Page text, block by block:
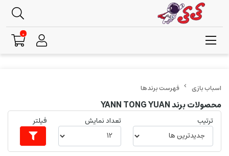
فهرست برندها
محصولات برند YANN TONG YUAN
ترتیب تعداد نمایش فیلتر
0